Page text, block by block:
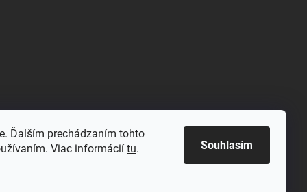
Ďalším prechádzaním tohto
Viac informácií tu. Souhlasím